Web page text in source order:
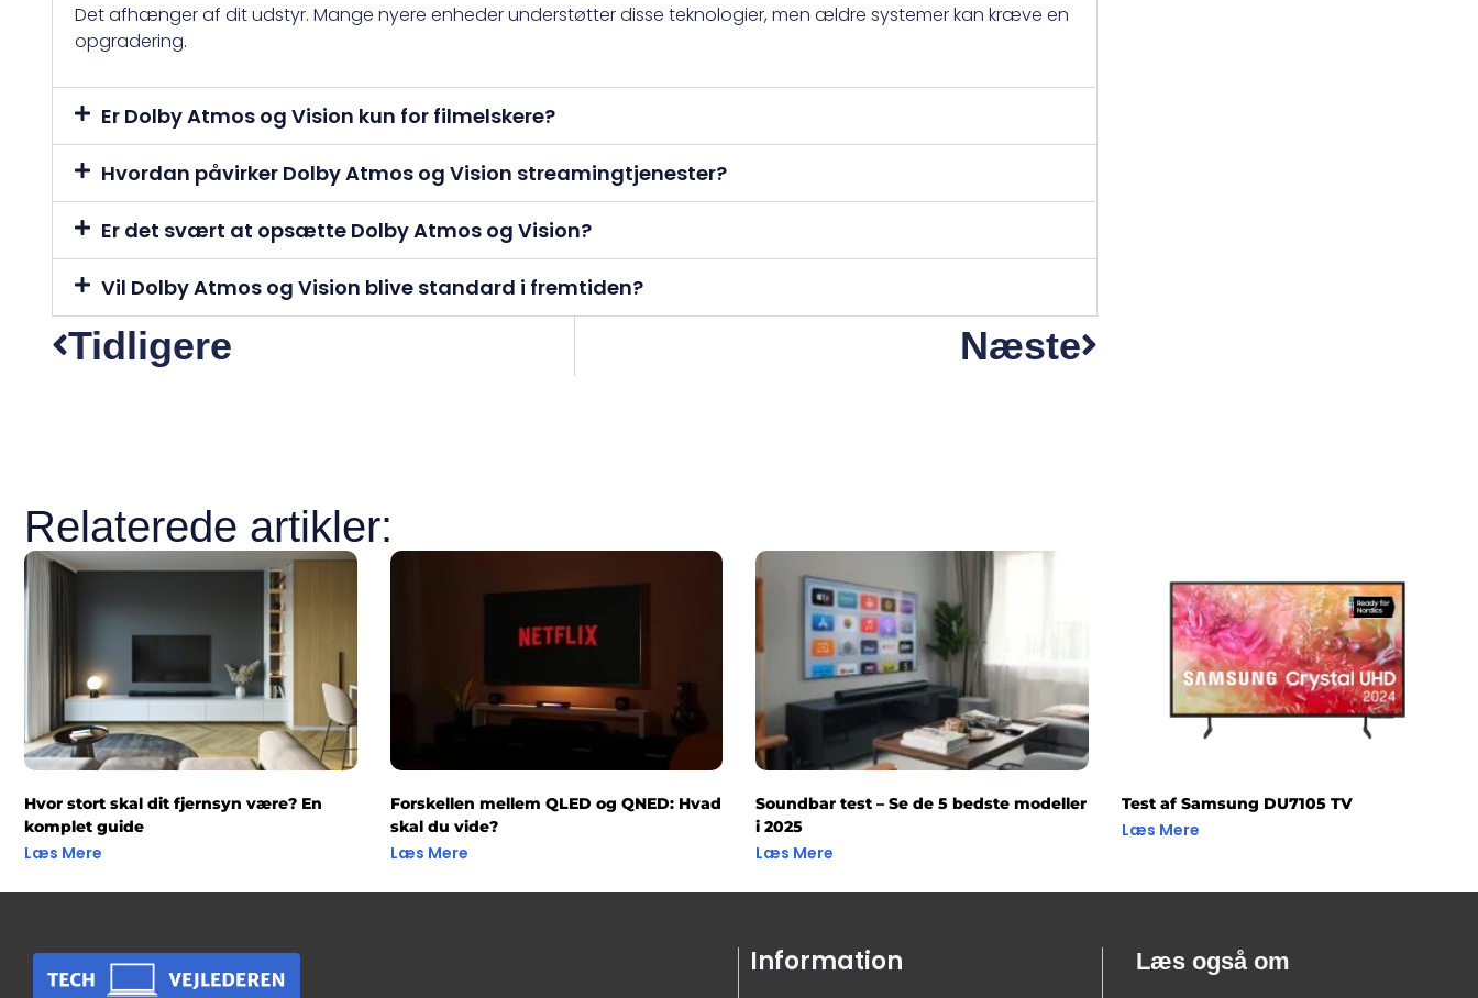
Det afhænger af dit udstyr. Mange nyere enheder understøtter disse teknologier, men ældre systemer kan kræve en
opgradering.
Er Dolby Atmos og Vision kun for filmelskere?
Hvordan påvirker Dolby Atmos og Vision streamingtjenester?
Er det svært at opsætte Dolby Atmos og Vision?
Vil Dolby Atmos og Vision blive standard i fremtiden?
Tidligere Næste
Relaterede artikler:
Hvor stort skal dit fjernsyn være? En
komplet guide
Læs Mere
Forskellen mellem QLED og QNED: Hvad
skal du vide?
Læs Mere
Soundbar test – Se de 5 bedste modeller
i 2025
Læs Mere
Test af Samsung DU7105 TV
Læs Mere
Information Læs også om